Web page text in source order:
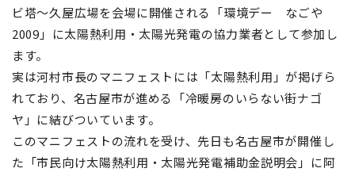
ビ塔～久屋広場を会場に開催される「環境デー なごや
2009」に太陽熱利用・太陽光発電の協力業者として参加し
ます。
実は河村市長のマニフェストには「太陽熱利用」が掲げら
れており、名古屋市が進める「冷暖房のいらない街ナゴ
ヤ」に結びついています。
このマニフェストの流れを受け、先日も名古屋市が開催し
た「市民向け太陽熱利用・太陽光発電補助金説明会」に阿